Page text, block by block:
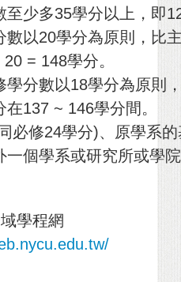
至少多35學分以上，即
數以20學分為原則，比
20 = 148學分。
學分數以18學分為原則
在137 ~ 146學分間。
必修24學分)、原學系
一個學系或研究所或學
學程網